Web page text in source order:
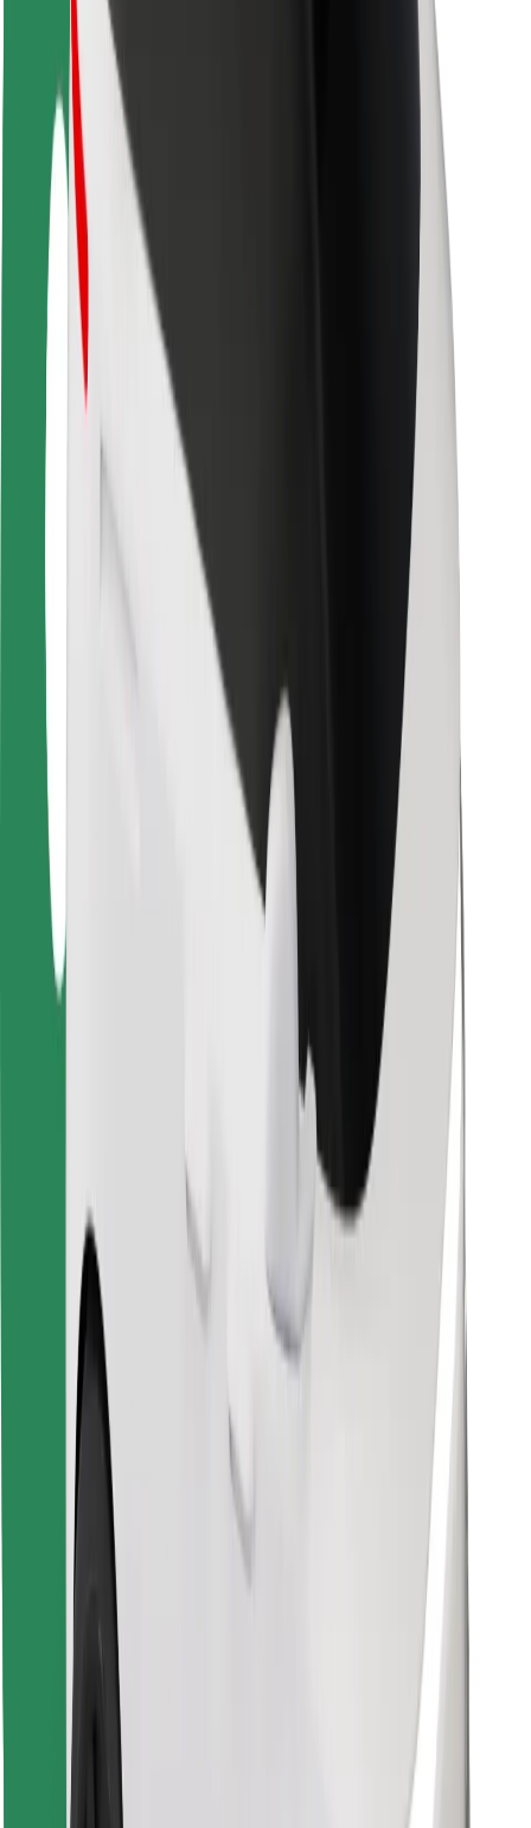
Segurança dos passageiros
Segurança dos motoristas
Segurança das trotinetes
Safety Lab
Cidades
Localizações
Soluções para as cidades
Aeroportos
Estações de carregamento da Bolt
Ajuda
Para passageiros
Para motoristas
Para estafetas
Para gestores de frota
Para restaurantes
Bolt for Business
Termos & Condições
Encontra o teu prato favorito!
Instalar app da Bolt Food